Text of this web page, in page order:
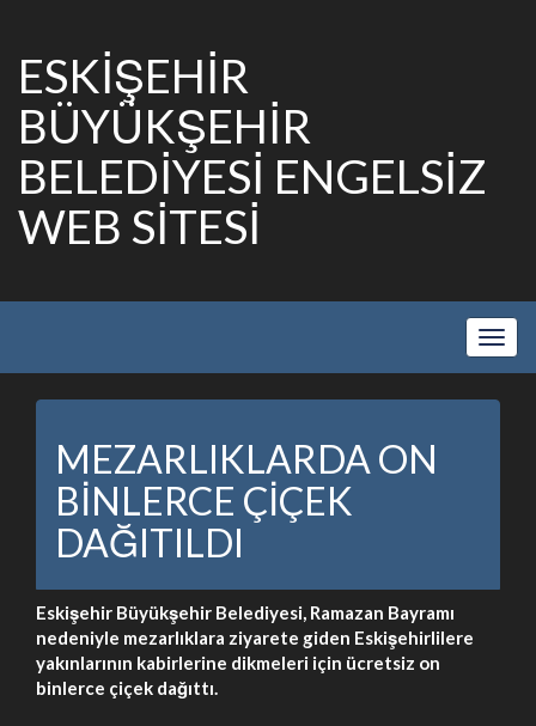
ESKİŞEHİR
BÜYÜKŞEHİR
BELEDİYESİ ENGELSİZ
WEB SİTESİ
Show
MEZARLIKLARDA ON
BİNLERCE ÇİÇEK
DAĞITILDI
Eskişehir Büyükşehir Belediyesi, Ramazan Bayramı
nedeniyle mezarlıklara ziyarete giden Eskişehirlilere
yakınlarının kabirlerine dikmeleri için ücretsiz on
binlerce çiçek dağıttı.